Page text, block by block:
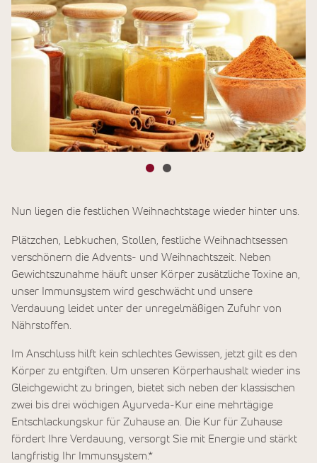
Nun liegen die festlichen Weihnachtstage wieder hinter uns.
Plätzchen, Lebkuchen, Stollen, festliche Weihnachtsessen
verschönern die Advents- und Weihnachtszeit. Neben
Gewichtszunahme häuft unser Körper zusätzliche Toxine an,
unser Immunsystem wird geschwächt und unsere
Verdauung leidet unter der unregelmäßigen Zufuhr von
Nährstoffen.
Im Anschluss hilft kein schlechtes Gewissen, jetzt gilt es den
Körper zu entgiften. Um unseren Körperhaushalt wieder ins
Gleichgewicht zu bringen, bietet sich neben der klassischen
zwei bis drei wöchigen Ayurveda-Kur eine mehrtägige
Entschlackungskur für Zuhause an. Die Kur für Zuhause
fördert Ihre Verdauung, versorgt Sie mit Energie und stärkt
langfristig Ihr Immunsystem.*